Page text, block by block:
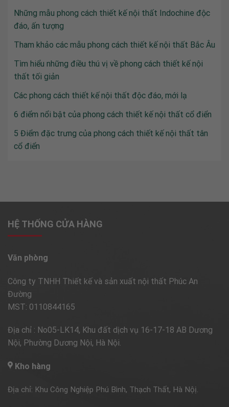
Những mẫu phong cách thiết kế nội thất Indochine độc
đáo, ấn tượng
Tham khảo các mẫu phong cách thiết kế nội thất Bắc Âu
Tìm hiểu những điều thú vị về phong cách thiết kế nội
thất tối giản
Các phong cách thiết kế nội thất độc đáo, mới lạ
6 điểm nổi bật của phong cách thiết kế nội thất cổ điển
5 Điểm đặc trưng của phong cách thiết kế nội thất tân
cổ điển
HỆ THỐNG CỬA HÀNG
Văn phòng
Công ty TNHH Thiết kế và sản xuất nội thất Phúc An
Đường
MST: 0110844165
Địa chỉ : No05-LK14, Khu đất dịch vụ 16-17-18 AB Dương
Nội, Phường Dương Nội, Hà Nội.
Kho hàng
Địa chỉ: Khu Công Nghiệp Phú Bình, Thạch Thất, Hà Nộị.